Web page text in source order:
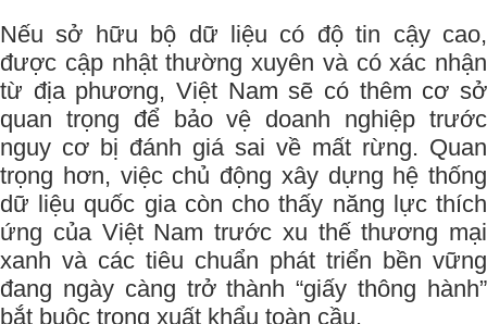
Nếu sở hữu bộ dữ liệu có độ tin cậy cao,
được cập nhật thường xuyên và có xác nhận
từ địa phương, Việt Nam sẽ có thêm cơ sở
quan trọng để bảo vệ doanh nghiệp trước
nguy cơ bị đánh giá sai về mất rừng. Quan
trọng hơn, việc chủ động xây dựng hệ thống
dữ liệu quốc gia còn cho thấy năng lực thích
ứng của Việt Nam trước xu thế thương mại
xanh và các tiêu chuẩn phát triển bền vững
đang ngày càng trở thành “giấy thông hành”
bắt buộc trong xuất khẩu toàn cầu.